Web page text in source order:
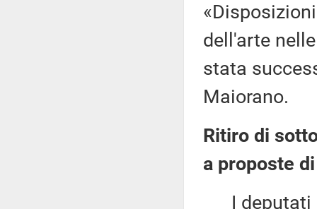
dell'arte
stata
Maiorano.
Ritiro di
a proposte
I deputati